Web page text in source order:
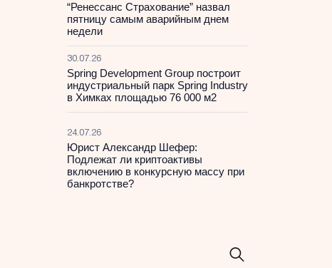
“Ренессанс Страхование” назвал
пятницу самым аварийным днем
недели
30.07.26
Spring Development Group построит
индустриальный парк Spring Industry
в Химках площадью 76 000 м2
24.07.26
Юрист Александр Шефер:
Подлежат ли криптоактивы
включению в конкурсную массу при
банкротстве?